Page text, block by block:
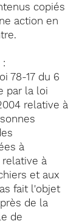
copiés
action en
:
78-17 du 6
par la loi
relative à
à
à
et aux
fait l'objet
de la
de